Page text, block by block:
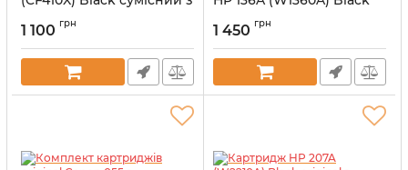
Артикул:
1 100 грн
Артикул:
1 450 грн